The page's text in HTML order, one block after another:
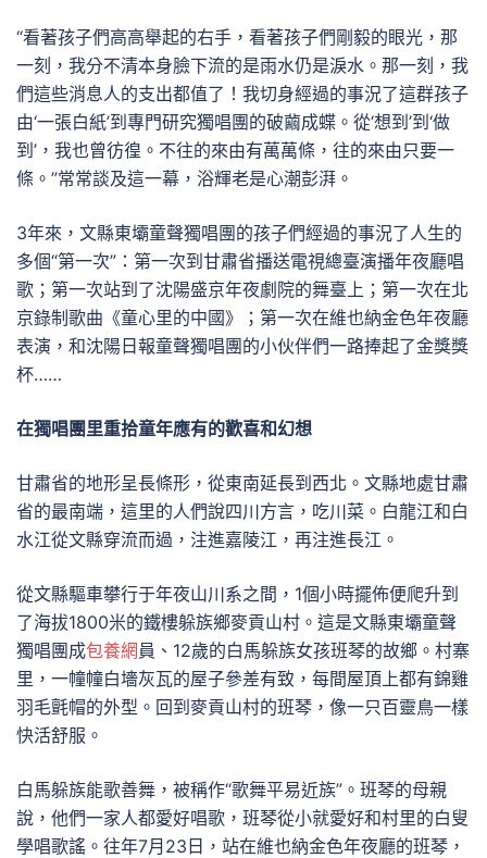
“看著孩子們高高舉起的右手，看著孩子們剛毅的眼光，那
一刻，我分不清本身臉下流的是雨水仍是淚水。那一刻，我
們這些消息人的支出都值了！我切身經過的事況了這群孩子
由‘一張白紙’到專門研究獨唱團的破繭成蝶。從‘想到’到‘做
到’，我也曾彷徨。不往的來由有萬萬條，往的來由只要一
條。”常常談及這一幕，浴輝老是心潮彭湃。
3年來，文縣東壩童聲獨唱團的孩子們經過的事況了人生的
多個“第一次”：第一次到甘肅省播送電視總臺演播年夜廳唱
歌；第一次站到了沈陽盛京年夜劇院的舞臺上；第一次在北
京錄制歌曲《童心里的中國》；第一次在維也納金色年夜廳
表演，和沈陽日報童聲獨唱團的小伙伴們一路捧起了金獎獎
杯……
在獨唱團里重拾童年應有的歡喜和幻想
甘肅省的地形呈長條形，從東南延長到西北。文縣地處甘肅
省的最南端，這里的人們說四川方言，吃川菜。白龍江和白
水江從文縣穿流而過，注進嘉陵江，再注進長江。
從文縣驅車攀行于年夜山川系之間，1個小時擺佈便爬升到
了海拔1800米的鐵樓躲族鄉麥貢山村。這是文縣東壩童聲
獨唱團成包養網 員、12歲的白馬躲族女孩班琴的故鄉。村寨
里，一幢幢白墻灰瓦的屋子參差有致，每間屋頂上都有錦雞
羽毛氈帽的外型。回到麥貢山村的班琴，像一只百靈鳥一樣
快活舒服。
白馬躲族能歌善舞，被稱作“歌舞平易近族”。班琴的母親
說，他們一家人都愛好唱歌，班琴從小就愛好和村里的白叟
學唱歌謠。往年7月23日，站在維也納金色年夜廳的班琴，